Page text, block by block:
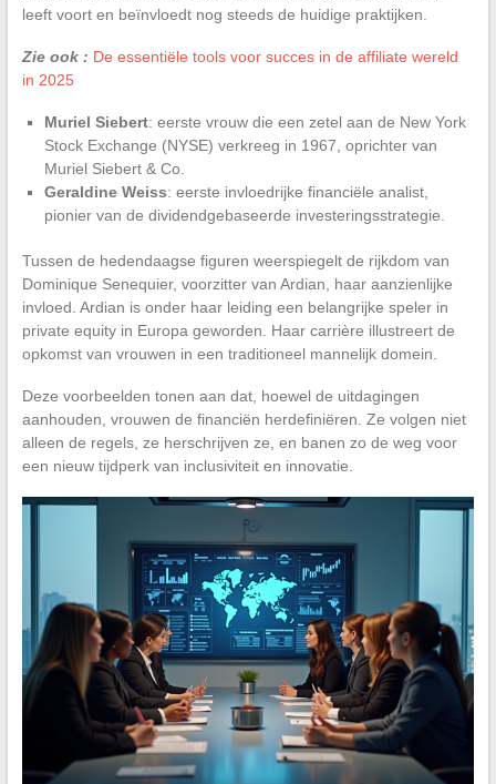
leeft voort en beïnvloedt nog steeds de huidige praktijken.
Zie ook : De essentiële tools voor succes in de affiliate wereld
in 2025
Muriel Siebert: eerste vrouw die een zetel aan de New York
Stock Exchange (NYSE) verkreeg in 1967, oprichter van
Muriel Siebert & Co.
Geraldine Weiss: eerste invloedrijke financiële analist,
pionier van de dividendgebaseerde investeringsstrategie.
Tussen de hedendaagse figuren weerspiegelt de rijkdom van
Dominique Senequier, voorzitter van Ardian, haar aanzienlijke
invloed. Ardian is onder haar leiding een belangrijke speler in
private equity in Europa geworden. Haar carrière illustreert de
opkomst van vrouwen in een traditioneel mannelijk domein.
Deze voorbeelden tonen aan dat, hoewel de uitdagingen
aanhouden, vrouwen de financiën herdefiniëren. Ze volgen niet
alleen de regels, ze herschrijven ze, en banen zo de weg voor
een nieuw tijdperk van inclusiviteit en innovatie.